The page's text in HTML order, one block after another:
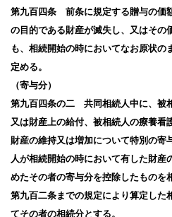
第九百四条 前条に規定する贈与の価
の目的である財産が滅失し、又はその
も、相続開始の時においてなお原状
定める。
（寄与分）
第九百四条の二 共同相続人中に、被
又は財産上の給付、被相続人の療養
財産の維持又は増加について特別の
人が相続開始の時において有した財
めたその者の寄与分を控除したものを
第九百二条までの規定により算定した
てその者の相続分とする。